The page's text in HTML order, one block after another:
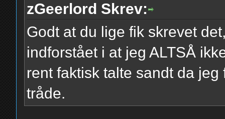
zGeerlord Skrev:
Godt at du lige fik skrevet
indforstået i at jeg ALTSÅ
rent faktisk talte sandt da
tråde.